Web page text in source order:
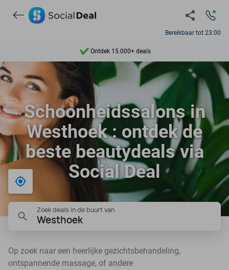
Bereikbaar tot 23:00
Ontdek 15.000+ deals
7 dagen per week beschikbaar
9,4
Ontdek 15.000+ deals
Schoonheidssalons in
Westhoek : ontdek de
beste beautydeals via
Social Deal
Bij mij in de buurt
Zoek deals in de buurt van
Westhoek
Op zoek naar een heerlijke gezichtsbehandeling,
ontspannende massage, of andere